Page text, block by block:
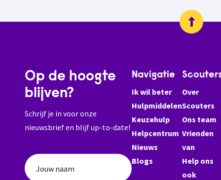
Op de hoogte
blijven?
Schrijf je in voor onze
nieuwsbrief en blijf up-to-date!
Jouw naam
Navigatie
Ik wil beter
Hulpmiddelen
Keuzehulp
Helpcentrum
Nieuws
Blogs
Over
Scouters
Ons team
Vrienden
van
Help ons
ook